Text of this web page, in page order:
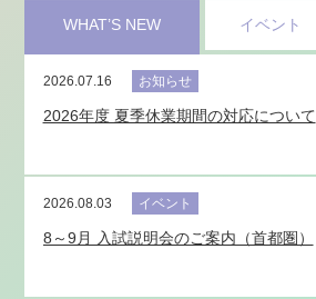
WHAT’S NEW イベント
2026.07.16 お知らせ
2026年度 夏季休業期間の対応について
2026.08.03 イベント
8～9月 入試説明会のご案内（首都圏）